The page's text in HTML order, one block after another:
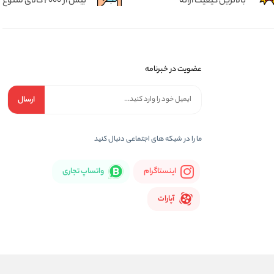
عضویت در خبرنامه
ارسال
ما را در شبكه های اجتماعی دنبال کنید
اینستاگرام واتساپ تجاری
آپارات